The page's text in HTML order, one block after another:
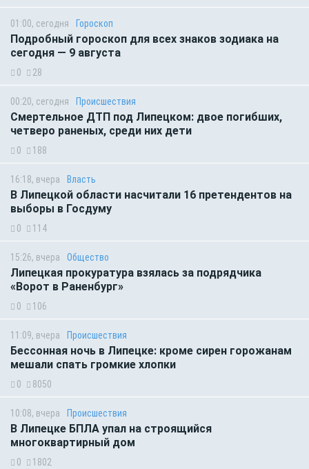
01:00, сегодня Гороскоп
Подробный гороскоп для всех знаков зодиака на
сегодня — 9 августа
0 28
00:20, сегодня Происшествия
Смертельное ДТП под Липецком: двое погибших,
четверо раненых, среди них дети
0 188
16:18, вчера Власть
В Липецкой области насчитали 16 претендентов на
выборы в Госдуму
0 114
15:26, вчера Общество
Липецкая прокуратура взялась за подрядчика
«Ворот в Раненбург»
0 106
11:09, вчера Происшествия
Бессонная ночь в Липецке: кроме сирен горожанам
мешали спать громкие хлопки
0 8050
10:08, вчера Происшествия
В Липецке БПЛА упал на строящийся
многоквартирный дом
0 1802